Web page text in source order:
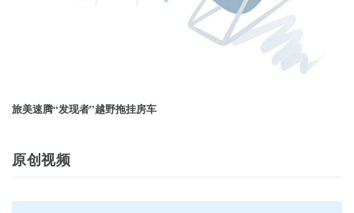
旅美速腾“发现者”越野拖挂房车
原创视频